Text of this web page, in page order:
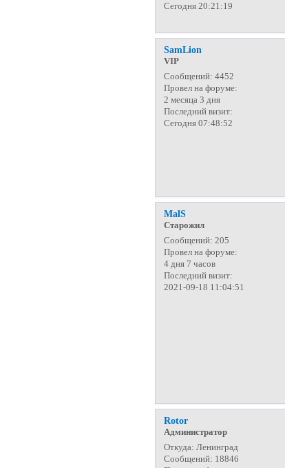
Сегодня 20:21:19
SamLion
VIP
Сообщений: 4452
Провел на форуме:
2 месяца 3 дня
Последний визит:
Сегодня 07:48:52
MalS
Старожил
Сообщений: 205
Провел на форуме:
4 дня 7 часов
Последний визит:
2021-09-18 11:04:51
Rotor
Администратор
Откуда: Ленинград
Сообщений: 18846